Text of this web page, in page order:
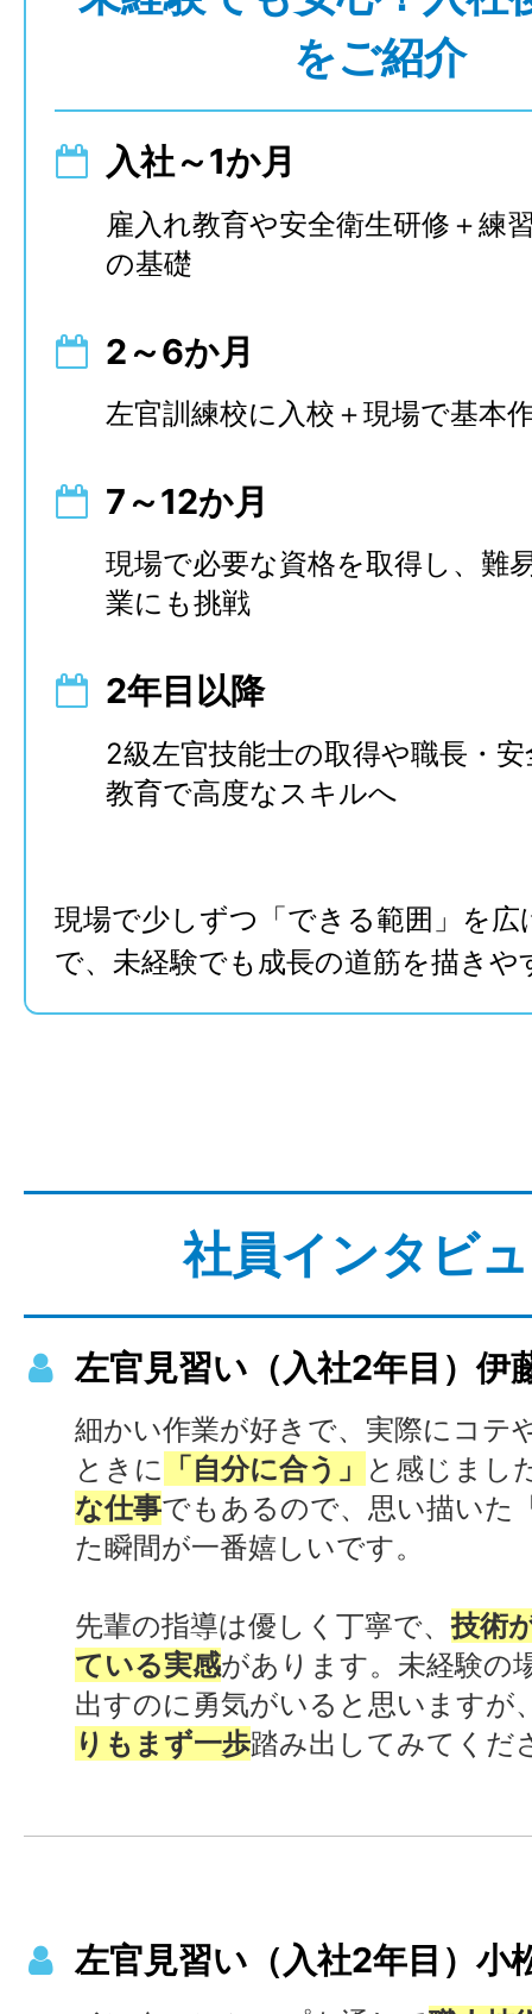
をご紹介
入社～1か月
雇入れ教育や安全衛生研修＋練
の基礎
2～6か月
左官訓練校に入校＋現場で基本
7～12か月
現場で必要な資格を取得し、難
業にも挑戦
2年目以降
2級左官技能士の取得や職長・
教育で高度なスキルへ
現場で少しずつ「できる範囲」を広
で、未経験でも成長の道筋を描きや
社員インタビ
左官見習い（入社2年目）伊
細かい作業が好きで、実際にコテ
ときに 「自分に合う」 と感じまし
な仕事でもあるので、思い描いた
た瞬間が一番嬉しいです。
先輩の指導は優しく丁寧で、技術
ている実感があります。未経験の
出すのに勇気がいると思いますが
りもまず一歩踏み出してみてくだ
左官見習い（入社2年目）小